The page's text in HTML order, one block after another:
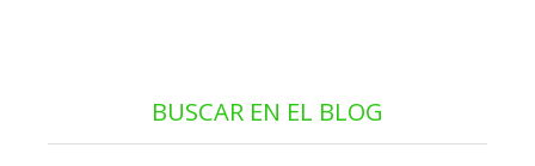
BUSCAR EN EL BLOG